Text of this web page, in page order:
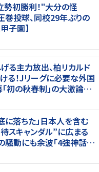
初勝利！"大分の怪
投球、同校29年ぶりの
子園】
る主力放出、柏リカルド
る！Jリーグに必要な外国
初の秋春制｣の大激論】
に落ちた」日本人を含む
スキャンダル”に広まる
動にも余波「4強神話も